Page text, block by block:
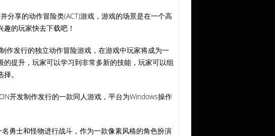
分享的动作冒险类(ACT)游戏，游戏的场景是在一个高
的玩家快去下载吧！
作发行的独立动作冒险游戏，在游戏中玩家将成为一
提升，玩家可以学习到非常多新的技能，玩家可以组
。
开发制作发行的一款同人游戏，平台为Windows操作
勇士和怪物进行战斗，作为一款像素风格的角色扮演